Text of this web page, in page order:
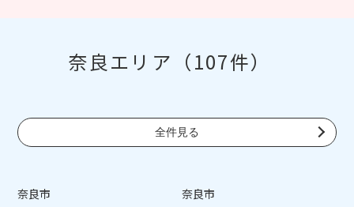
奈良エリア（107件）
全件見る
奈良市
奈良市